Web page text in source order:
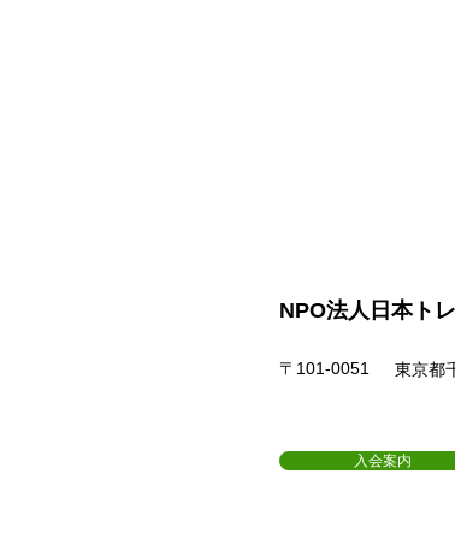
NPO法人日本ト
〒101-0051 東京都
入会案内